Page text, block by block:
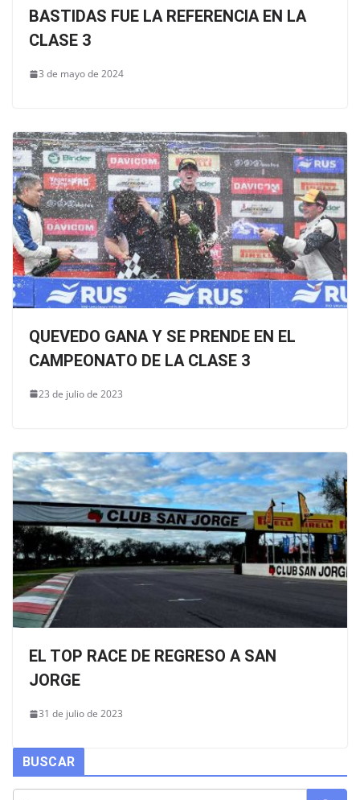
BASTIDAS FUE LA REFERENCIA EN LA
CLASE 3
3 de mayo de 2024
QUEVEDO GANA Y SE PRENDE EN EL
CAMPEONATO DE LA CLASE 3
23 de julio de 2023
EL TOP RACE DE REGRESO A SAN
JORGE
31 de julio de 2023
BUSCAR